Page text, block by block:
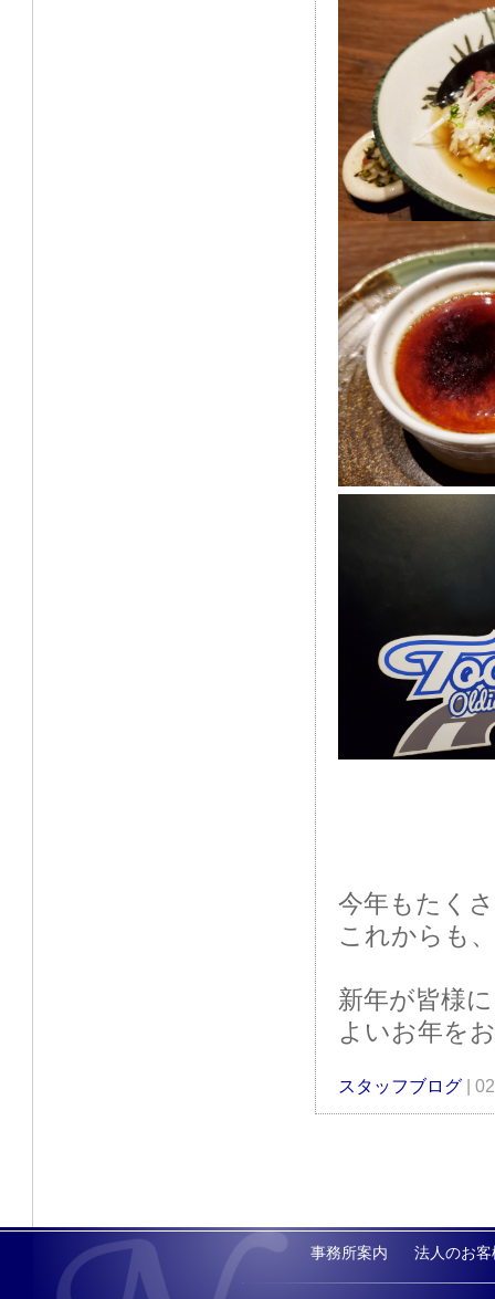
今年もたく
これからも
新年が皆様
よいお年を
スタッフブログ |
事務所案内 法人のお客